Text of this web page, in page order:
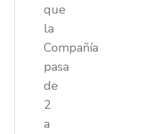
que
la
Compañía
pasa
de
2
a